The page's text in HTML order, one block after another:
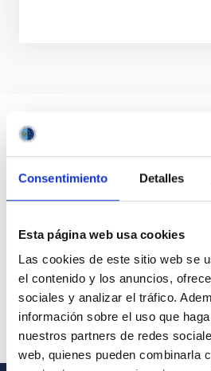
Consentimiento Detalles
Esta página web usa cookies
Las cookies de este sitio web se
el contenido y los anuncios,
sociales y analizar el tráfico.
información sobre el uso que
nuestros partners de redes
web, quienes pueden combinarla